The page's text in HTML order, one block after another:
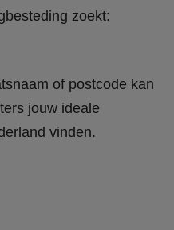
zoekt:
of postcode kan
jouw ideale
vinden.